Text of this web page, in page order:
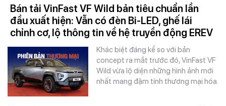
Bán tải VinFast VF Wild bản tiêu chuẩn lần
đầu xuất hiện: Vẫn có đèn Bi-LED, ghế lái
chỉnh cơ, lộ thông tin về hệ truyền động EREV
Khác biệt đáng kể so với bản
concept ra mắt trước đó, VinFast VF
Wild vừa lộ diện những hình ảnh mới
nhất mang đậm tính thương mại hóa.